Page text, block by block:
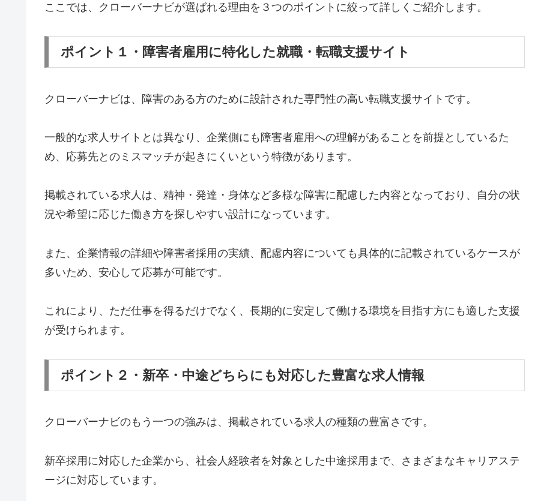
ここでは、クローバーナビが選ばれる理由を３つのポイントに絞って詳しくご紹介します。
ポイント１・障害者雇用に特化した就職・転職支援サイト
クローバーナビは、障害のある方のために設計された専門性の高い転職支援サイトです。
一般的な求人サイトとは異なり、企業側にも障害者雇用への理解があることを前提としているた
め、応募先とのミスマッチが起きにくいという特徴があります。
掲載されている求人は、精神・発達・身体など多様な障害に配慮した内容となっており、自分の状
況や希望に応じた働き方を探しやすい設計になっています。
また、企業情報の詳細や障害者採用の実績、配慮内容についても具体的に記載されているケースが
多いため、安心して応募が可能です。
これにより、ただ仕事を得るだけでなく、長期的に安定して働ける環境を目指す方にも適した支援
が受けられます。
ポイント２・新卒・中途どちらにも対応した豊富な求人情報
クローバーナビのもう一つの強みは、掲載されている求人の種類の豊富さです。
新卒採用に対応した企業から、社会人経験者を対象とした中途採用まで、さまざまなキャリアステ
ージに対応しています。